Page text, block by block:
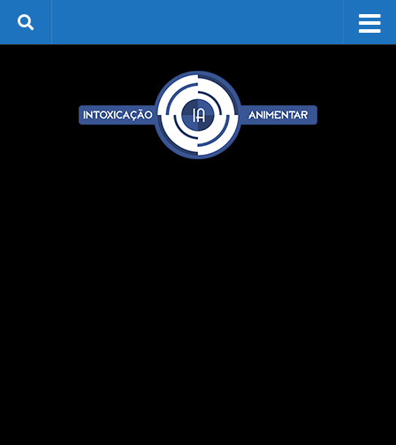
Skip to content